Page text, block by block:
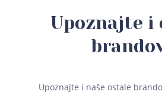
Upoznajte i
Upoznajte i naše ostale